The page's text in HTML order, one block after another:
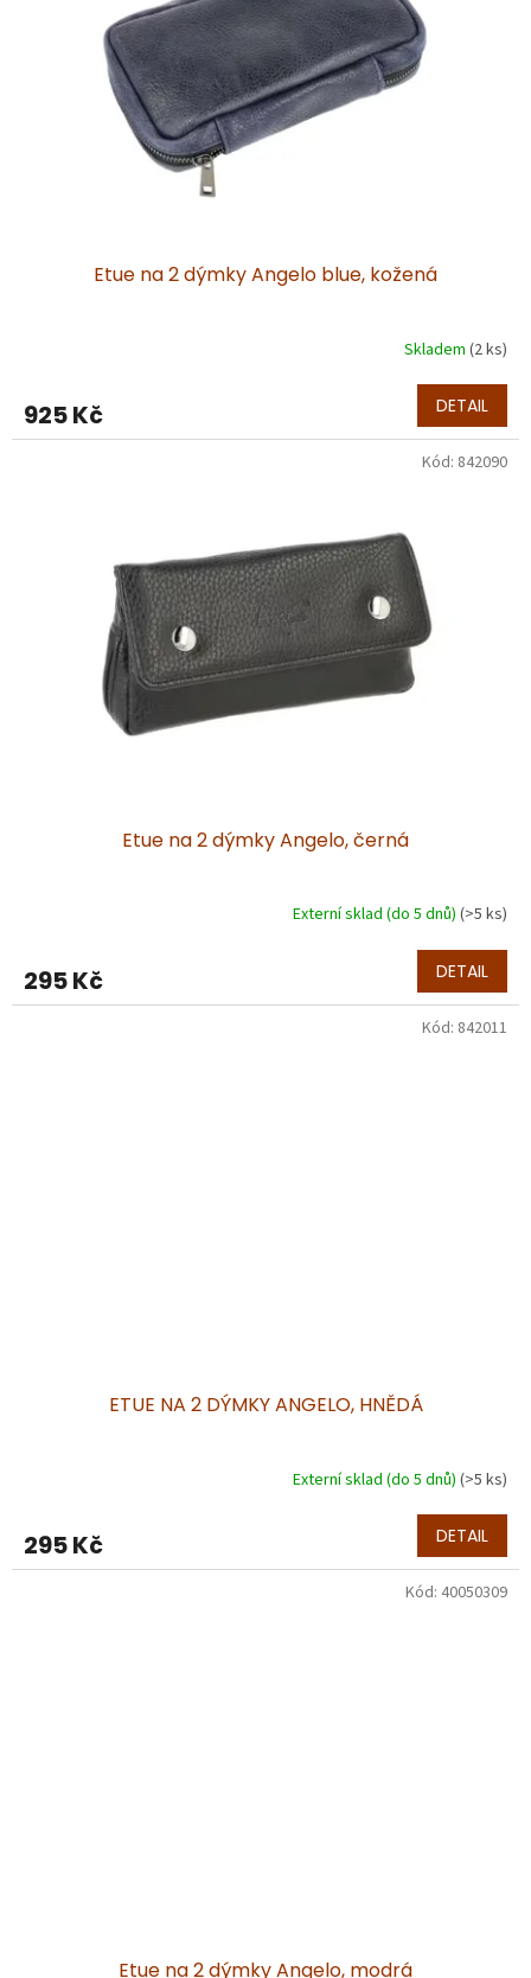
Etue na 2 dýmky Angelo blue, kožená
Skladem (2 ks)
925 Kč DETAIL
Etue na 2 dýmky Angelo, černá
Externí sklad (do 5 dnů) (>5 ks)
295 Kč DETAIL
Kód: 842090
ETUE NA 2 DÝMKY ANGELO, HNĚDÁ
Externí sklad (do 5 dnů) (>5 ks)
295 Kč DETAIL
Kód: 842011
Etue na 2 dýmky Angelo, modrá
Kód: 40050309